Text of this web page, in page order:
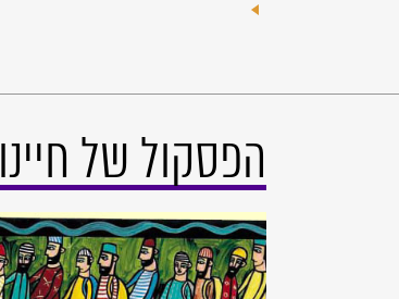
הפסקול של חיינו